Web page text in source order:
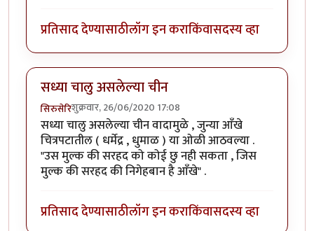
प्रतिसाद देण्यासाठीलॉग इन कराकिंवासदस्य व्हा
सध्या चालु असलेल्या चीन
सिरुसेरिशुक्रवार, 26/06/2020 17:08
सध्या चालु असलेल्या चीन वादामुळे , जुन्या आँखे
चित्रपटातील ( धर्मेद्र , धुमाळ ) या ओळी आठवल्या .
"उस मुल्क की सरहद को कोई छु नही सकता , जिस
मुल्क की सरहद की निगेहबान है आँखे" .
प्रतिसाद देण्यासाठीलॉग इन कराकिंवासदस्य व्हा